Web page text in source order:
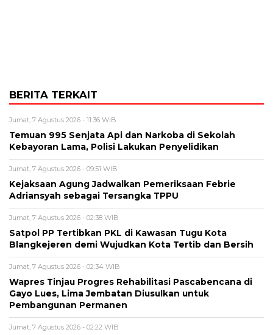
BERITA TERKAIT
Jumat, 7 Agustus 2026 - 11:36 WIB
Temuan 995 Senjata Api dan Narkoba di Sekolah
Kebayoran Lama, Polisi Lakukan Penyelidikan
Jumat, 7 Agustus 2026 - 09:51 WIB
Kejaksaan Agung Jadwalkan Pemeriksaan Febrie
Adriansyah sebagai Tersangka TPPU
Jumat, 7 Agustus 2026 - 02:38 WIB
Satpol PP Tertibkan PKL di Kawasan Tugu Kota
Blangkejeren demi Wujudkan Kota Tertib dan Bersih
Jumat, 7 Agustus 2026 - 02:34 WIB
Wapres Tinjau Progres Rehabilitasi Pascabencana di
Gayo Lues, Lima Jembatan Diusulkan untuk
Pembangunan Permanen
Jumat, 7 Agustus 2026 - 02:22 WIB